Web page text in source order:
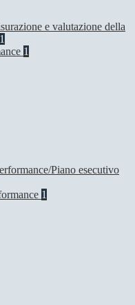
e valutazione della
1
1
Piano esecutivo
1